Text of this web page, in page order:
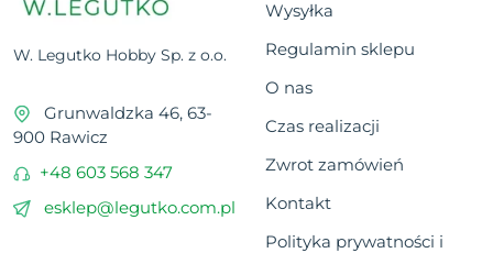
W. Legutko Hobby Sp. z o.o.
Grunwaldzka 46, 63-
900 Rawicz
+48 603 568 347
esklep@legutko.com.pl
Wysyłka
Regulamin sklepu
O nas
Czas realizacji
Zwrot zamówień
Kontakt
Polityka prywatności i